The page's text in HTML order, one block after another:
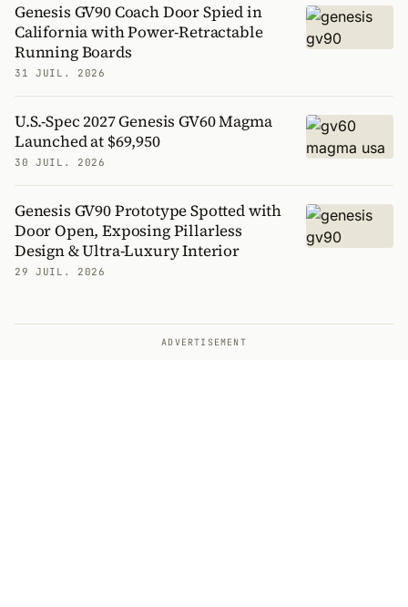
Genesis GV90 Coach Door Spied in
California with Power-Retractable
Running Boards
31 JUIL. 2026
U.S.-Spec 2027 Genesis GV60 Magma
Launched at $69,950
30 JUIL. 2026
Genesis GV90 Prototype Spotted with
Door Open, Exposing Pillarless
Design & Ultra-Luxury Interior
29 JUIL. 2026
ADVERTISEMENT